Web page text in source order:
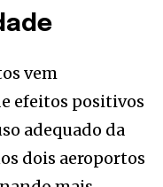
vem
efeitos positivos
adequado da
dois aeroportos